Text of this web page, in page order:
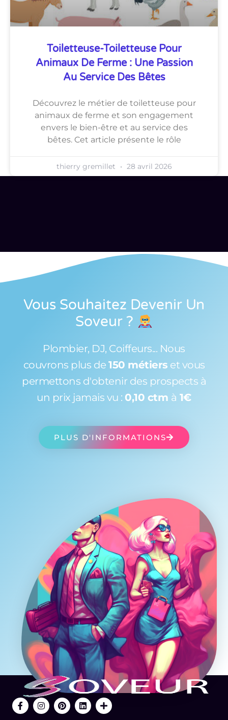
Toiletteuse-Toiletteuse Pour
Animaux De Ferme : Une Passion
Au Service Des Bêtes
Découvrez le métier de toiletteuse pour
animaux de ferme et son engagement
envers le bien-être et au service des
bêtes. Cet article présente le rôle
thierry gremillet 28 avril 2026
Vous Souhaitez Devenir Un
Soveur ?
Plombier, DJ, Coiffeurs... Nous
couvrons plus de 150 métiers et vous
permettons d'obtenir des prospects à
un prix jamais vu : 0,10 ctm à 1€
PLUS D'INFORMATIONS